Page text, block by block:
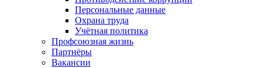
Персональные данные
Охрана труда
Учётная политика
Профсоюзная жизнь
Партнёры
Вакансии